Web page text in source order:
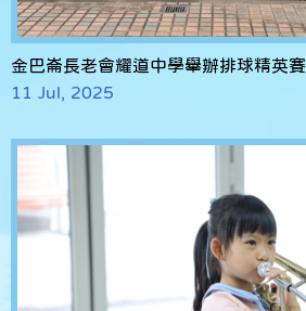
金巴崙長老會耀道中學舉辦排球精英賽
11 Jul, 2025